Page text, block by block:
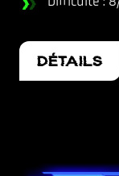
DÉTAILS